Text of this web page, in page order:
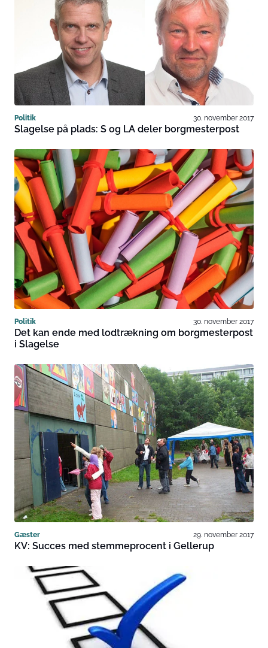
Politik 30. november 2017
Slagelse på plads: S og LA deler borgmesterpost
Politik 30. november 2017
Det kan ende med lodtrækning om borgmesterpost
i Slagelse
Gæster 29. november 2017
KV: Succes med stemmeprocent i Gellerup